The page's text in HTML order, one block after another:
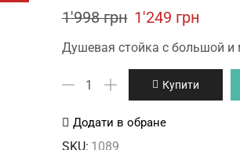
1'998грн Original
price
was:
1'998 грн.
1'249 грн
price
is:
Душевая стойка с большой и
Стойка
SH-
009B
Купити
Додати в обране
SKU: 1089